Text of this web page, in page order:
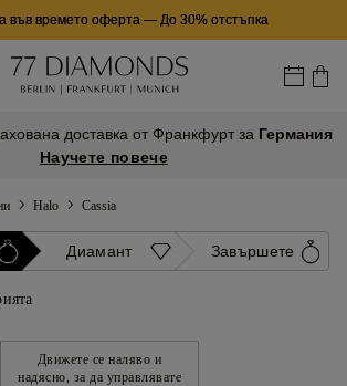
във времето оферта— До 30% отстъпка
доставка от Франкфурт за Германия
Научете повече
Halo Cassia
Диамант Завършете
Движете се наляво и
надясно, за да управлявате